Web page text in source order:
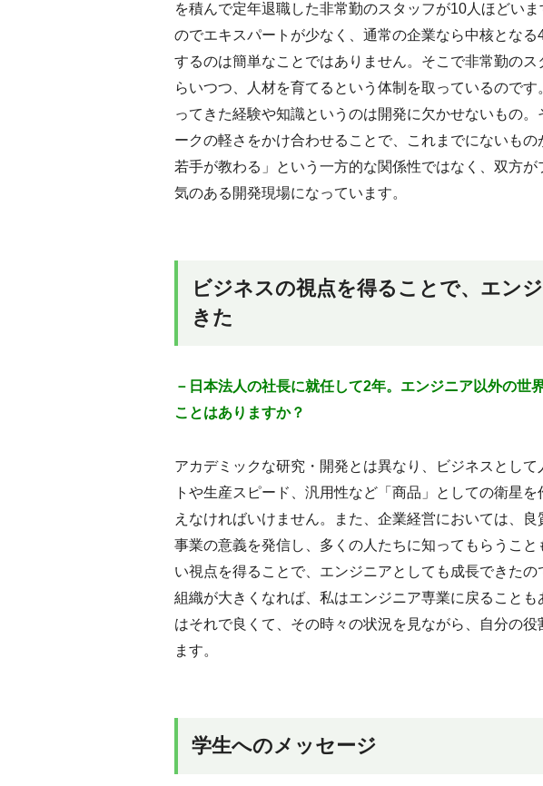
を積んで定年退職した非常勤のスタッフが10人ほどい
のでエキスパートが少なく、通常の企業なら中核とな
するのは簡単なことではありません。そこで非常勤の
らいつつ、人材を育てるという体制を取っているので
ってきた経験や知識というのは開発に欠かせないもの
ークの軽さをかけ合わせることで、これまでにないも
若手が教わる」という一方的な関係性ではなく、双方
気のある開発現場になっています。
ビジネスの視点を得ることで、エン
きた
－日本法人の社長に就任して2年。エンジニア以外の世
ことはありますか？
アカデミックな研究・開発とは異なり、ビジネスとし
トや生産スピード、汎用性など「商品」としての衛星
えなければいけません。また、企業経営においては、良
事業の意義を発信し、多くの人たちに知ってもらうこ
い視点を得ることで、エンジニアとしても成長できた
組織が大きくなれば、私はエンジニア専業に戻ること
はそれで良くて、その時々の状況を見ながら、自分の
ます。
学生へのメッセージ